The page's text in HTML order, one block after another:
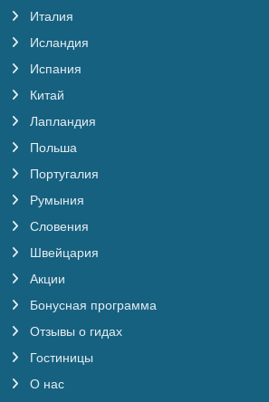
Италия
Исландия
Испания
Китай
Лапландия
Польша
Португалия
Румыния
Словения
Швейцария
Акции
Бонусная программа
Отзывы о гидах
Гостиницы
О нас